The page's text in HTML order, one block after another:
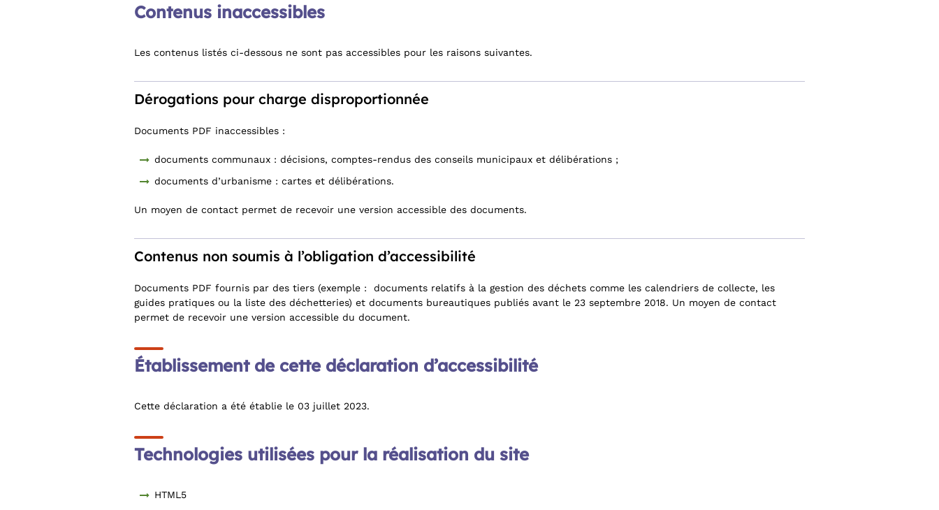
Contenus inaccessibles
Les contenus listés ci-dessous ne sont pas accessibles pour les raisons suivantes.
Dérogations pour charge disproportionnée
Documents PDF inaccessibles :
documents communaux : décisions, comptes-rendus des conseils municipaux et délibérations ;
documents d’urbanisme : cartes et délibérations.
Un moyen de contact permet de recevoir une version accessible des documents.
Contenus non soumis à l’obligation d’accessibilité
Documents PDF fournis par des tiers (exemple : documents relatifs à la gestion des déchets comme les calendriers de collecte, les
guides pratiques ou la liste des déchetteries) et documents bureautiques publiés avant le 23 septembre 2018. Un moyen de contact
permet de recevoir une version accessible du document.
Établissement de cette déclaration d’accessibilité
Cette déclaration a été établie le 03 juillet 2023.
Technologies utilisées pour la réalisation du site
HTML5